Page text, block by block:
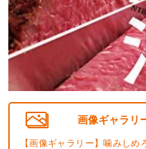
画像ギャラリ
【画像ギャラリー】噛みし